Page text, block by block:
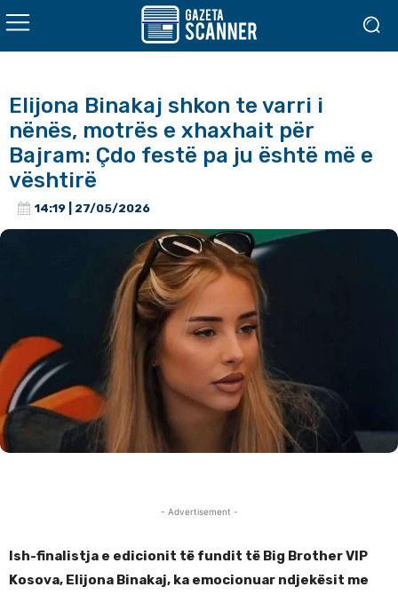
Elijona Binakaj shkon te varri i
nënës, motrës e xhaxhait për
Bajram: Çdo festë pa ju është më e
vështirë
14:19 | 27/05/2026
- Advertisement -
Ish-finalistja e edicionit të fundit të Big Brother VIP
Kosova, Elijona Binakaj, ka emocionuar ndjekësit me